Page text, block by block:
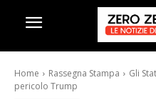
Home Rassegna Stampa
Gli
pericolo Trump